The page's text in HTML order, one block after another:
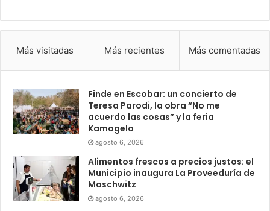
Más visitadas Más recientes Más comentadas
Finde en Escobar: un concierto de
Teresa Parodi, la obra “No me
acuerdo las cosas” y la feria
Kamogelo
agosto 6, 2026
Alimentos frescos a precios justos: el
Municipio inaugura La Proveeduría de
Maschwitz
agosto 6, 2026